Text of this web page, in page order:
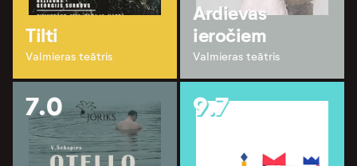
Tilti
Valmieras teātris
Ardievas
ieročiem
Valmieras teātris
7.0 9.7